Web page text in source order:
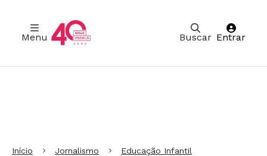
Buscar
Menu Entrar
Início Jornalismo Educação Infantil